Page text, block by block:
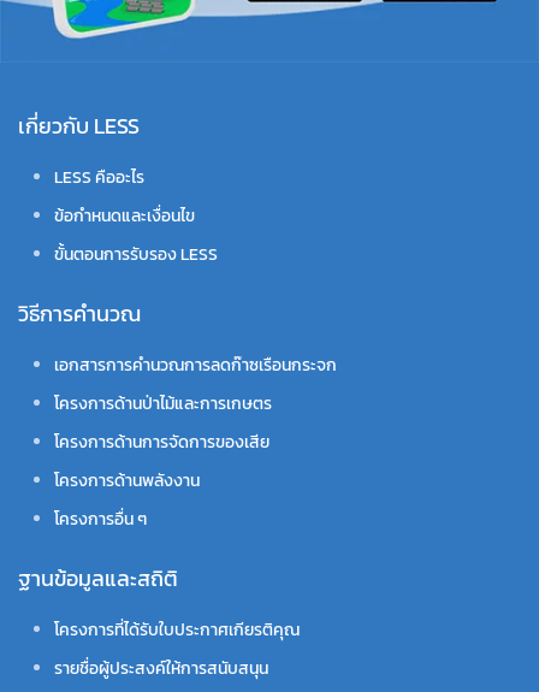
เกี่ยวกับ LESS
LESS คืออะไร
ข้อกำหนดและเงื่อนไข
ขั้นตอนการรับรอง LESS
วิธีการคำนวณ
เอกสารการคำนวณการลดก๊าซเรือนกระจก
โครงการด้านป่าไม้และการเกษตร
โครงการด้านการจัดการของเสีย
โครงการด้านพลังงาน
โครงการอื่น ๆ
ฐานข้อมูลและสถิติ
โครงการที่ได้รับใบประกาศเกียรติคุณ
รายชื่อผู้ประสงค์ให้การสนับสนุน